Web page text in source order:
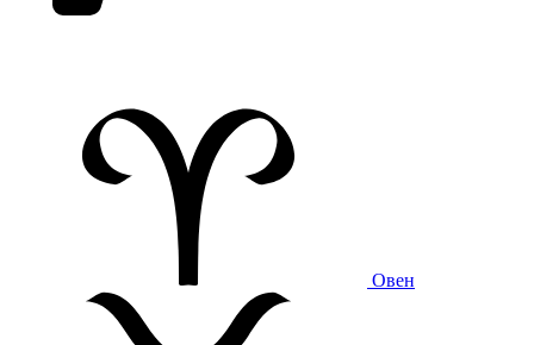
Овен